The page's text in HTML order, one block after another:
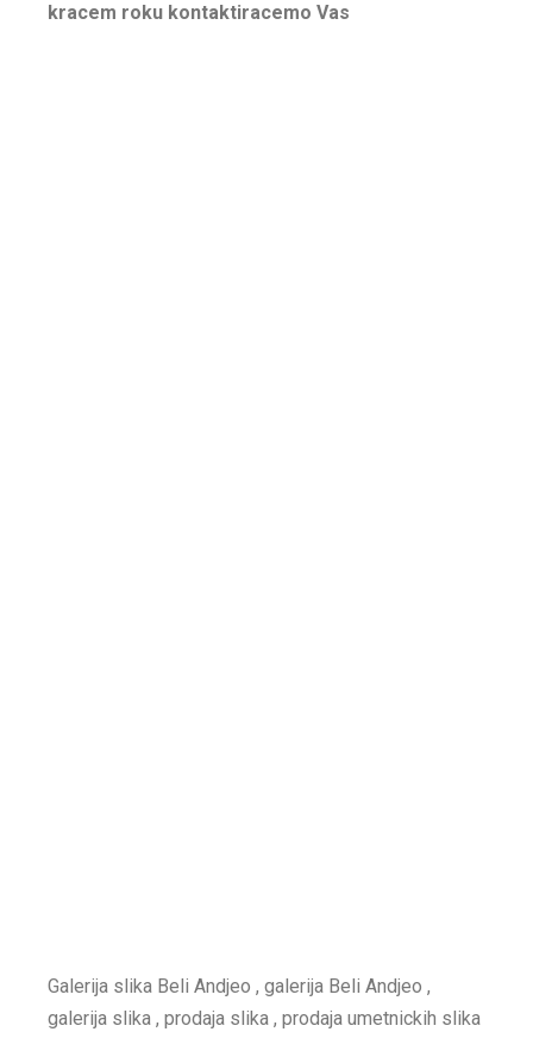
kracem roku kontaktiracemo Vas
Galerija slika Beli Andjeo , galerija Beli Andjeo ,
galerija slika , prodaja slika , prodaja umetnickih slika